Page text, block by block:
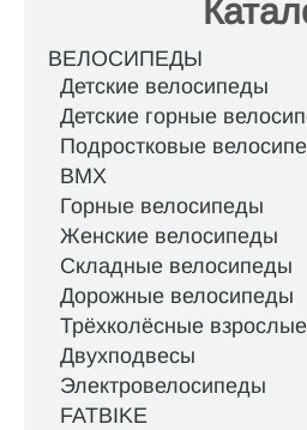
ВЕЛОСИПЕДЫ
Детские велосипеды
Детские горные
Подростковые
BMX
Горные велосипеды
Женские велосипеды
Складные велосипеды
Дорожные велосипеды
Трёхколёсные
Двухподвесы
Электровелосипеды
FATBIKE